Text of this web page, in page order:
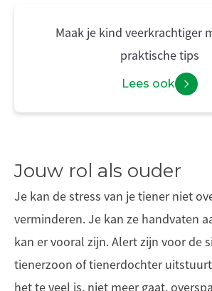
Maak je kind veerkrachtiger
praktische tips
Lees ook
Jouw rol als ouder
Je kan de stress van je tiener niet
verminderen. Je kan ze handvaten
kan er vooral zijn. Alert zijn voor de
tienerzoon of tienerdochter
het te veel is, niet meer gaat,